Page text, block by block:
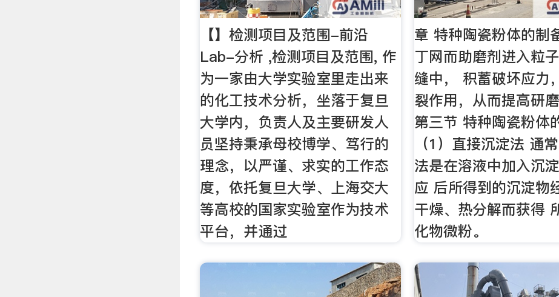
【】检测项目及范围-前沿
Lab-分析 ,检测项目及范围, 作
为一家由大学实验室里走出来
的化工技术分析，坐落于复旦
大学内，负责人及主要研发人
员坚持秉承母校博学、笃行的
理念，以严谨、求实的工作态
度，依托复旦大学、上海交大
等高校的国家实验室作为技术
平台，并通过
章 特种陶瓷粉体的制
丁网而助磨剂进入粒
缝中， 积蓄破坏应力
裂作用，从而提高研磨
第三节 特种陶瓷粉体
（1）直接沉淀法 通
法是在溶液中加入沉
应 后所得到的沉淀物
干燥、热分解而获得
化物微粉。